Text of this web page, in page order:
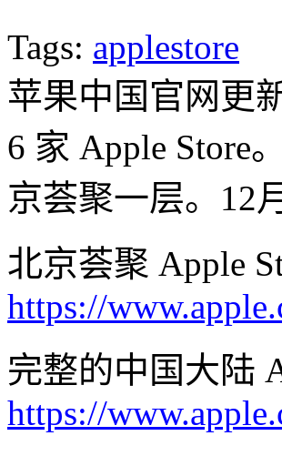
Tags: applestore
苹果中国官网更
6 家 Apple Store
京荟聚一层。12
北京荟聚 Apple
https://
完整的中国大陆
https://